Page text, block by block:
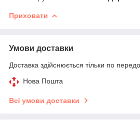
Приховати
Умови доставки
Доставка здійснюється тільки по
Нова Пошта
Всі умови доставки